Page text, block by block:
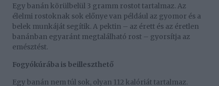
Egy banán körülbelül 3 gramm rostot tartalmaz. Az
élelmi rostoknak sok előnye van például az gyomor és a
belek munkáját segítik. A pektin – az érett és az éretlen
banánban egyaránt megtalálható rost – gyorsítja az
emésztést.
Fogyókúrába is beilleszthető
Egy banán nem túl sok, olyan 112 kalóriát tartalmaz.